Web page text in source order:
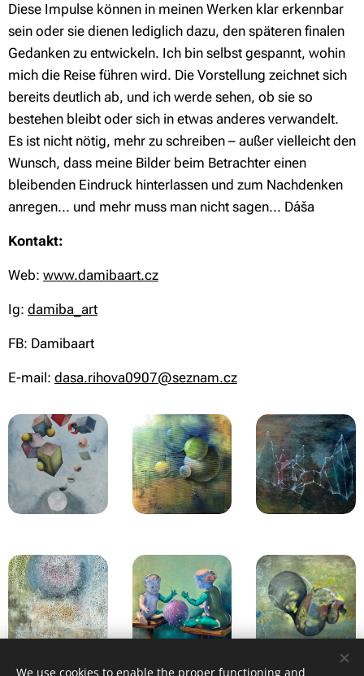
Diese Impulse können in meinen Werken klar erkennbar
sein oder sie dienen lediglich dazu, den späteren finalen
Gedanken zu entwickeln. Ich bin selbst gespannt, wohin
mich die Reise führen wird. Die Vorstellung zeichnet sich
bereits deutlich ab, und ich werde sehen, ob sie so
bestehen bleibt oder sich in etwas anderes verwandelt.
Es ist nicht nötig, mehr zu schreiben – außer vielleicht den
Wunsch, dass meine Bilder beim Betrachter einen
bleibenden Eindruck hinterlassen und zum Nachdenken
anregen... und mehr muss man nicht sagen... Dáša
Kontakt:
Web: www.damibaart.cz
Ig: damiba_art
FB: Damibaart
E-mail: dasa.rihova0907@seznam.cz
We use cookies to enable the proper functioning and